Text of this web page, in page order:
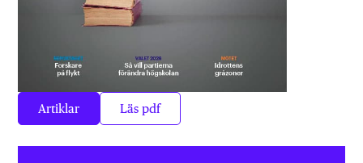
Artiklar Läs pdf